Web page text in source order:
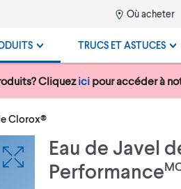
Où acheter
TRUCS ET ASTUCES
Cliquezici pour accéder à
Clorox®
Eau de Javel
Performance